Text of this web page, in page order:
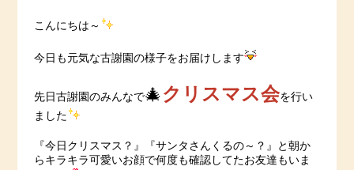
こんにちは～
今日も元気な古謝園の様子をお届けします
先日古謝園のみんなで🎄クリスマス会を行い
ました
『今日クリスマス？』『サンタさんくるの～？』と朝か
らキラキラ可愛いお顔で何度も確認してたお友達もいま